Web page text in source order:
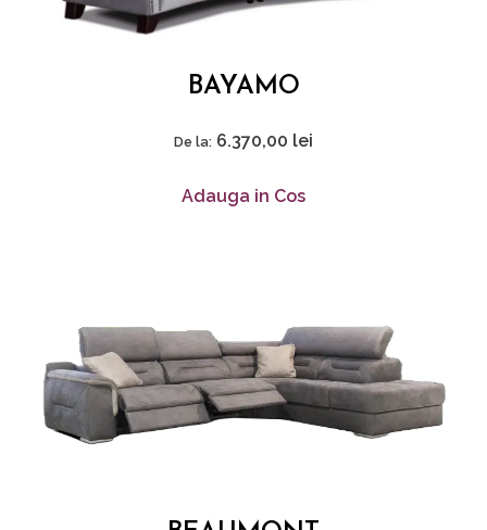
BAYAMO
De la: 6.370,00 lei
Adauga in Cos